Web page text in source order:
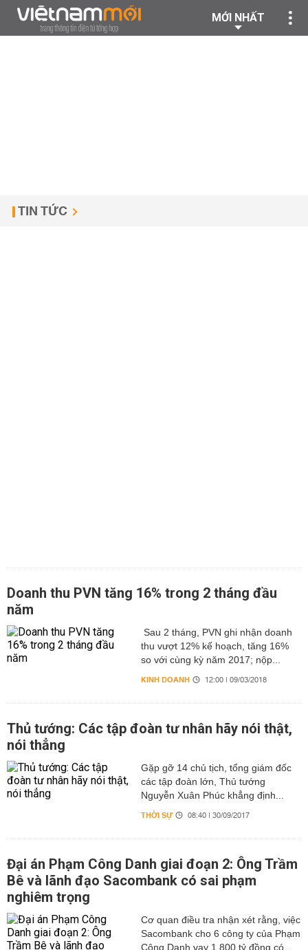
MỚI NHẤT
TIN TỨC
Doanh thu PVN tăng 16% trong 2 tháng đầu
năm
Sau 2 tháng, PVN ghi nhận doanh
thu vượt 12% kế hoạch, tăng 16%
so với cùng kỳ năm 2017; nộp...
KINH DOANH 12:00 | 09/03/2018
Thủ tướng: Các tập đoàn tư nhân hãy nói thật,
nói thẳng
Gặp gỡ 14 chủ tịch, tổng giám đốc
các tập đoàn lớn, Thủ tướng
Nguyễn Xuân Phúc khẳng định...
THỜI SỰ 08:40 | 30/09/2017
Đại án Phạm Công Danh giai đoạn 2: Ông Trầm
Bê và lãnh đạo Sacombank có sai phạm
nghiêm trọng
Cơ quan điều tra nhận xét rằng, việc
Sacombank cho 6 công ty của Phạm
Công Danh vay 1.800 tỷ đồng có...